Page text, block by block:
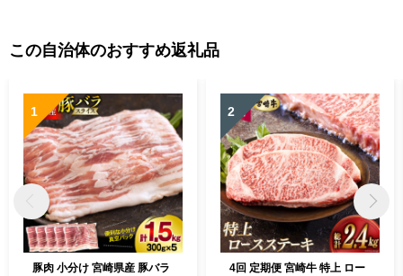
この自治体のおすすめ返礼品
1
豚肉 小分け 宮崎県産 豚バラ
2
4回 定期便 宮崎牛 特上 ロー